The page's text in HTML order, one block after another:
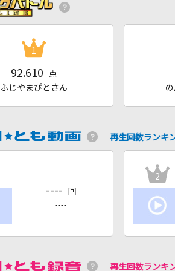
1
92.610
点
ふじやまぴとさん
再生回数ランキ
---- 回
----
2
再生回数ランキ